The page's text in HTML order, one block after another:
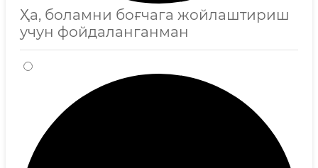
Ҳа, боламни боғчага жойлаштириш
учун фойдаланганман